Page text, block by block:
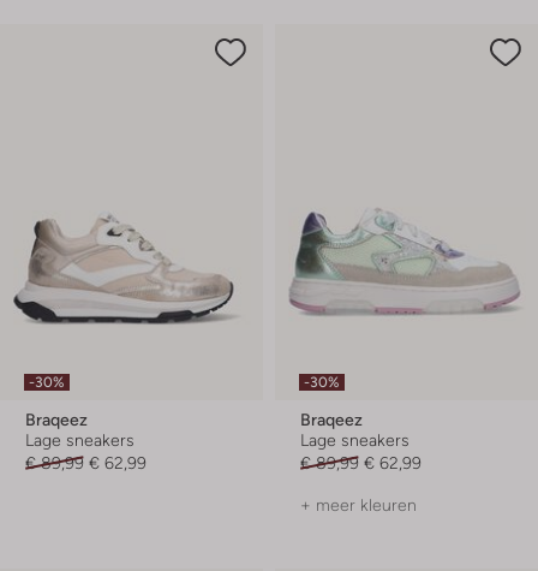
-30%
Braqeez
Lage sneakers
€ 89,99 € 62,99
-30%
Braqeez
Lage sneakers
€ 89,99 € 62,99
+ meer kleuren